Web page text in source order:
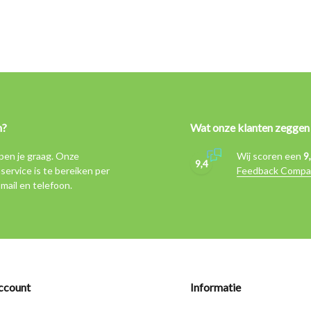
je graag. Onze
is te bereiken per
en telefoon.
Wat onze klanten zeggen
9,4
Wij scoren een
Feedback
Informatie